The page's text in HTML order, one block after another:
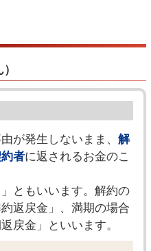
）
が発生しないまま、 解
者に返されるお金のこ
ともいいます。解約の
返戻金」、満期の場合
戻金」といいます。